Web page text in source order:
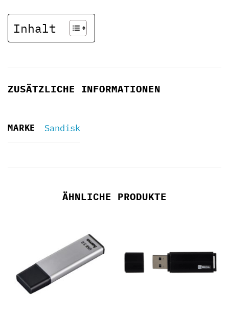
Inhalt
ZUSÄTZLICHE INFORMATIONEN
MARKE Sandisk
ÄHNLICHE PRODUKTE